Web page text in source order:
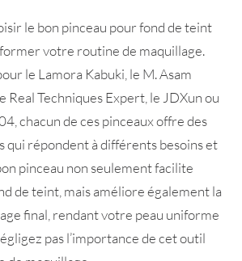
le bon pinceau pour fond de teint
votre routine de maquillage.
le Lamora Kabuki, le M. Asam
Real Techniques Expert, le JDXun ou
chacun de ces pinceaux offre des
qui répondent à différents besoins et
pinceau non seulement facilite
de teint, mais améliore également la
final, rendant votre peau uniforme
pas l’importance de cet outil